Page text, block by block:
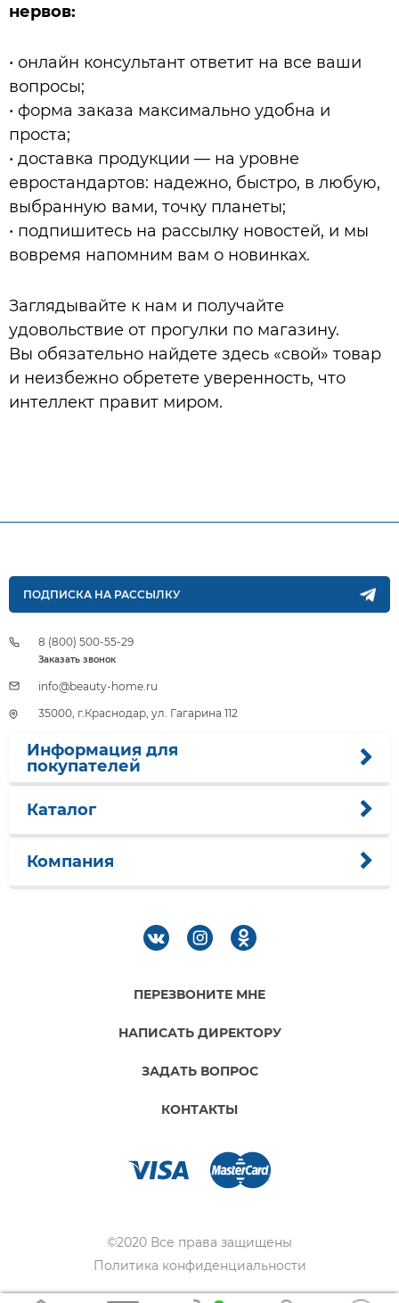
нервов:
• онлайн консультант ответит на все ваши
вопросы;
• форма заказа максимально удобна и
проста;
• доставка продукции — на уровне
евростандартов: надежно, быстро, в любую,
выбранную вами, точку планеты;
• подпишитесь на рассылку новостей, и мы
вовремя напомним вам о новинках.
Заглядывайте к нам и получайте
удовольствие от прогулки по магазину.
Вы обязательно найдете здесь «свой» товар
и неизбежно обретете уверенность, что
интеллект правит миром.
ПОДПИСКА НА РАССЫЛКУ
8 (800) 500-55-29
Заказать звонок
info@beauty-home.ru
35000, г.Краснодар, ул. Гагарина 112
Информация для
покупателей
Каталог
Компания
ПЕРЕЗВОНИТЕ МНЕ
НАПИСАТЬ ДИРЕКТОРУ
ЗАДАТЬ ВОПРОС
КОНТАКТЫ
©2020 Все права защищены
Политика конфиденциальности